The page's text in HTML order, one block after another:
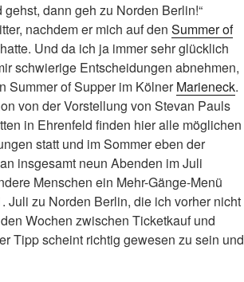
dann geh zu Norden Berlin!“
nachdem er mich auf den Summer of
Und da ich ja immer sehr glücklich
schwierige Entscheidungen abnehmen,
Summer of Supper im KölnerMarieneck.
von der Vorstellung von Stevan Pauls
in Ehrenfeld finden hier alle möglichen
statt und im Sommer eben der
insgesamt neun Abenden im Juli
Menschen ein Mehr-Gänge-Menü
Juli zu Norden Berlin, die ich vorher nicht
Wochen zwischen Ticketkauf und
Tipp scheint richtig gewesen zu sein und